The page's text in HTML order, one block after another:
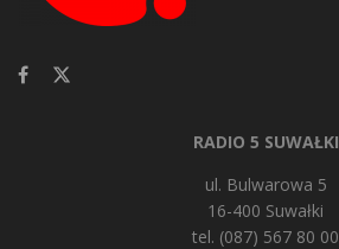
RADIO 5 SUWAŁKI
ul. Bulwarowa 5
16-400 Suwałki
tel. (087) 567 80 00